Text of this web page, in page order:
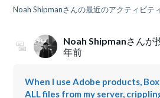
Noah Shipmanさんの最近のアクティビテ
Noah Shipmanさんが
年前
When I use Adobe products,
ALL files from my server,